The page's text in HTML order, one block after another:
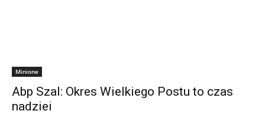
Minione
Abp Szal: Okres Wielkiego Postu to czas
nadziei